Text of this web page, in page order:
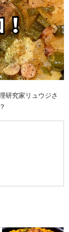
研究家リュウジさ